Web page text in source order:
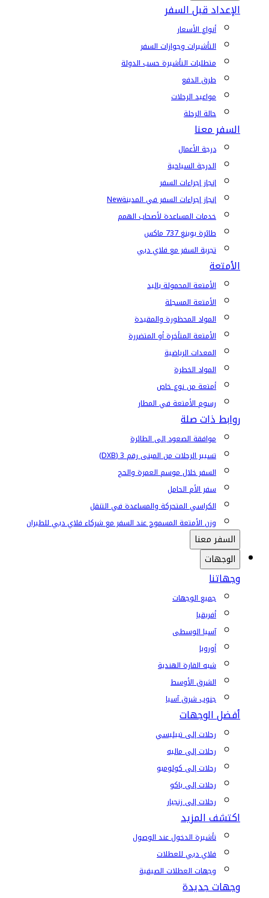
الإعداد قبل السفر
أنواع الأسعار
التأشيرات وجوازات السفر
متطلبات التأشيرة حسب الدولة
طرق الدفع
مواعيد الرحلات
حالة الرحلة
السفر معنا
درجة الأعمال
الدرجة السياحية
إنجاز إجراءات السفر
إنجاز إجراءات السفر في المدينةNew
خدمات المساعدة لأصحاب الهمم
طائرة بوينغ 737 ماكس
تجربة السفر مع فلاي دبي
الأمتعة
الأمتعة المحمولة باليد
الأمتعة المسجلة
المواد المحظورة والمقيدة
الأمتعة المتأخرة أو المتضررة
المعدات الرياضية
المواد الخطرة
أمتعة من نوع خاص
رسوم الأمتعة في المطار
روابط ذات صلة
موافقة الصعود إلى الطائرة
تسيير الرحلات من المبنى رقم 3 (DXB)
السفر خلال موسم العمرة والحج
سفر الأم الحامل
الكراسي المتحركة والمساعدة في التنقل
وزن الأمتعة المسموح عند السفر مع شركاء فلاي دبي للطيران
السفر معنا
الوجهات
وجهاتنا
جميع الوجهات
أفريقيا
آسيا الوسطى
أوروبا
شبه القارة الهندية
الشرق الأوسط
جنوب شرق آسيا
أفضل الوجهات
رحلات إلى تبيليسي
رحلات إلى ماليه
رحلات إلى كولومبو
رحلات إلى باكو
رحلات إلى زنجبار
اكتشف المزيد
تأشيرة الدخول عند الوصول
فلاي دبي للعطلات
وجهات العطلات الصيفية
وجهات جديدة